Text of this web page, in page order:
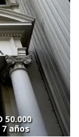
50.000
años